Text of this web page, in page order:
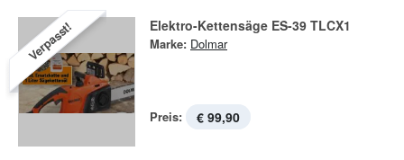
Verpasst! Elektro-Kettensäge ES-39 TLCX1
Marke: Dolmar
Preis: € 99,90